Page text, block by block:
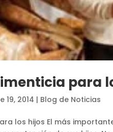
para
19, 2014 | Blog de Noticias
los hijos El más